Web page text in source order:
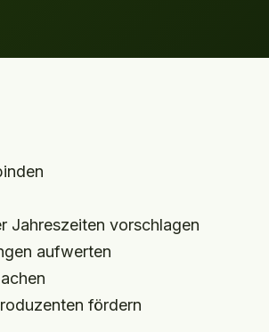
Jahreszeiten vorschlagen
aufwerten
fördern